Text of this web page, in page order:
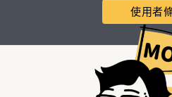
使用者